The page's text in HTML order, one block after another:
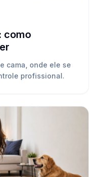
como
cama, onde ele se
profissional.